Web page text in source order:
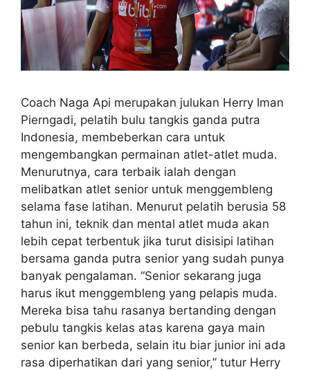
Coach Naga Api merupakan julukan Herry Iman
Pierngadi, pelatih bulu tangkis ganda putra
Indonesia, membeberkan cara untuk
mengembangkan permainan atlet-atlet muda.
Menurutnya, cara terbaik ialah dengan
melibatkan atlet senior untuk menggembleng
selama fase latihan. Menurut pelatih berusia 58
tahun ini, teknik dan mental atlet muda akan
lebih cepat terbentuk jika turut disisipi latihan
bersama ganda putra senior yang sudah punya
banyak pengalaman. “Senior sekarang juga
harus ikut menggembleng yang pelapis muda.
Mereka bisa tahu rasanya bertanding dengan
pebulu tangkis kelas atas karena gaya main
senior kan berbeda, selain itu biar junior ini ada
rasa diperhatikan dari yang senior,” tutur Herry